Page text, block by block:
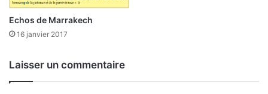
n
e
n
a
n
Echos de Marrakech
16 janvier 2017
Laisser un commentaire